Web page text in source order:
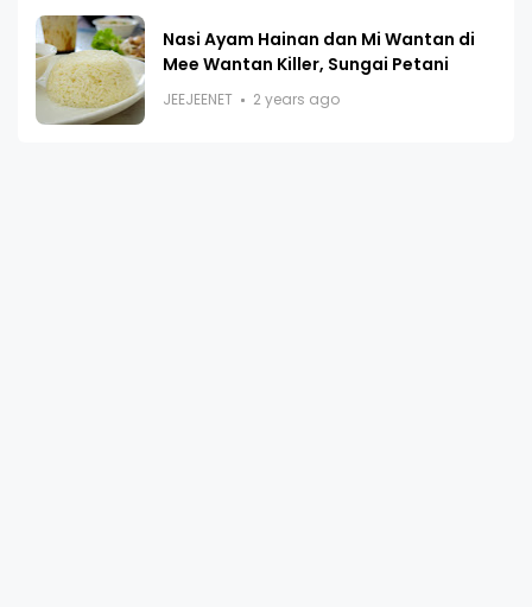
Nasi Ayam Hainan dan Mi Wantan di
Mee Wantan Killer, Sungai Petani
JEEJEENET 2 years ago